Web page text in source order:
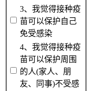
3、我觉得接种疫
苗可以保护自己
免受感染
4、我觉得接种疫
苗可以保护周围
的人(家人、朋
友、同事)不受感